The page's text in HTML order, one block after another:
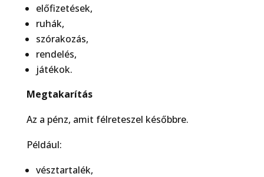
előfizetések,
ruhák,
szórakozás,
rendelés,
játékok.
Megtakarítás
Az a pénz, amit félreteszel későbbre.
Például:
vésztartalék,